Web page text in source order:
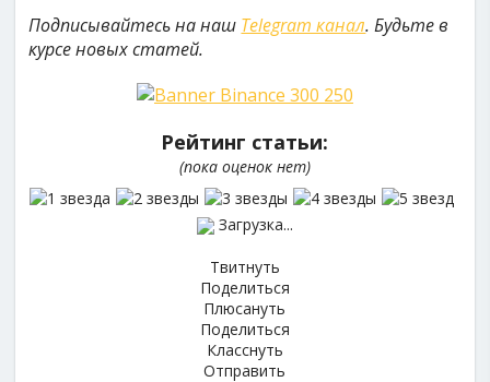
Подписывайтесь на наш Telegram канал. Будьте в
курсе новых статей.
Рейтинг статьи:
(пока оценок нет)
Загрузка...
Твитнуть
Поделиться
Плюсануть
Поделиться
Класснуть
Отправить